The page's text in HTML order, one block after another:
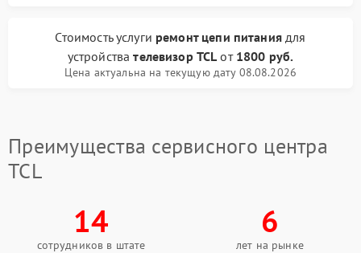
Стоимость услуги ремонт цепи питаниядля
устройствателевизор TCL от 1800 руб.
Цена актуальна на текущую дату 08.08.2026
Преимущества сервисного центра
TCL
14
сотрудников в штате
6
лет на рынке